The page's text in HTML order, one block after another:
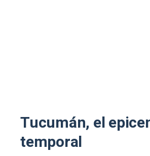
Tucumán, el
temporal